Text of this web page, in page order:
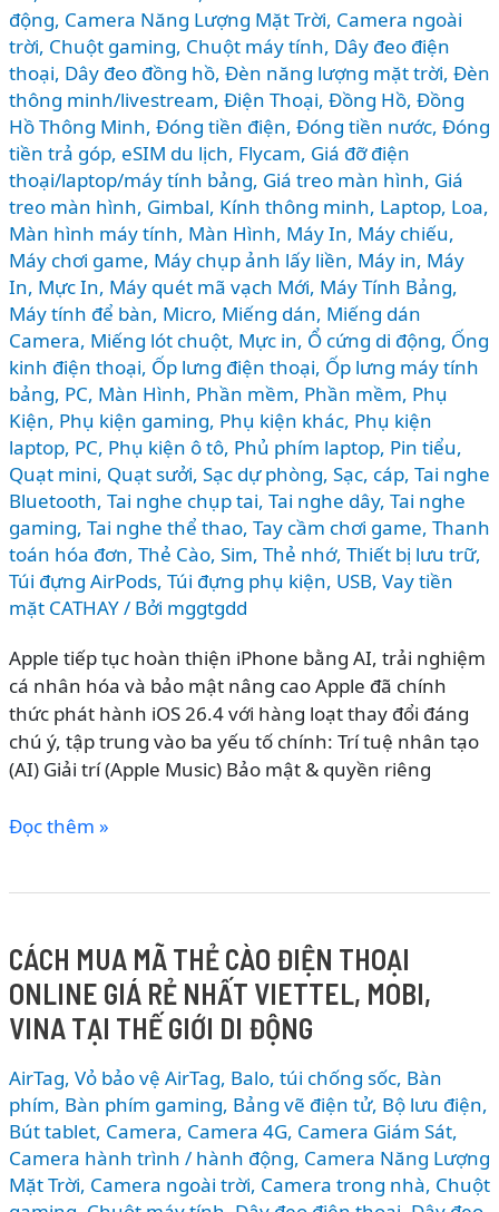
RẺ
ĐẾN
CAO
CẤP
động, Camera Năng Lượng Mặt Trời, Camera ngoài
trời, Chuột gaming, Chuột máy tính, Dây đeo điện
thoại, Dây đeo đồng hồ, Đèn năng lượng mặt trời, Đèn
thông minh/livestream, Điện Thoại, Đồng Hồ, Đồng
Hồ Thông Minh, Đóng tiền điện, Đóng tiền nước, Đóng
tiền trả góp, eSIM du lịch, Flycam, Giá đỡ điện
thoại/laptop/máy tính bảng, Giá treo màn hình, Giá
treo màn hình, Gimbal, Kính thông minh, Laptop, Loa,
Màn hình máy tính, Màn Hình, Máy In, Máy chiếu,
Máy chơi game, Máy chụp ảnh lấy liền, Máy in, Máy
In, Mực In, Máy quét mã vạch Mới, Máy Tính Bảng,
Máy tính để bàn, Micro, Miếng dán, Miếng dán
Camera, Miếng lót chuột, Mực in, Ổ cứng di động, Ống
kinh điện thoại, Ốp lưng điện thoại, Ốp lưng máy tính
bảng, PC, Màn Hình, Phần mềm, Phần mềm, Phụ
Kiện, Phụ kiện gaming, Phụ kiện khác, Phụ kiện
laptop, PC, Phụ kiện ô tô, Phủ phím laptop, Pin tiểu,
Quạt mini, Quạt sưởi, Sạc dự phòng, Sạc, cáp, Tai nghe
Bluetooth, Tai nghe chụp tai, Tai nghe dây, Tai nghe
gaming, Tai nghe thể thao, Tay cầm chơi game, Thanh
toán hóa đơn, Thẻ Cào, Sim, Thẻ nhớ, Thiết bị lưu trữ,
Túi đựng AirPods, Túi đựng phụ kiện, USB, Vay tiền
mặt CATHAY/ Bởi mggtgdd
Apple tiếp tục hoàn thiện iPhone bằng AI, trải nghiệm
cá nhân hóa và bảo mật nâng cao Apple đã chính
thức phát hành iOS 26.4 với hàng loạt thay đổi đáng
chú ý, tập trung vào ba yếu tố chính: Trí tuệ nhân tạo
(AI) Giải trí (Apple Music) Bảo mật & quyền riêng
iOS
Bổ
sung
loạt
tính
năng
AI,
nâng
cấp
Apple
Đọc thêm »
CÁCH MUA MÃ THẺ CÀO ĐIỆN THOẠI
ONLINE GIÁ RẺ NHẤT VIETTEL, MOBI,
VINA TẠI THẾ GIỚI DI ĐỘNG
AirTag, Vỏ bảo vệ AirTag, Balo, túi chống sốc, Bàn
phím, Bàn phím gaming, Bảng vẽ điện tử, Bộ lưu điện,
Bút tablet, Camera, Camera 4G, Camera Giám Sát,
Camera hành trình / hành động, Camera Năng Lượng
Mặt Trời, Camera ngoài trời, Camera trong nhà, Chuột